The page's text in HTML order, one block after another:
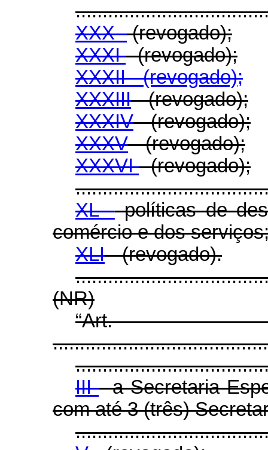
XXX -(revogado);
XXXI- (revogado);
XXXII - (revogado);
XXXIII- (revogado);
XXXIV- (revogado);
XXXV- (revogado);
XXXVI- (revogado);
XL -políticas de
comércio e dos
XLI- (revogado).
(NR)
III- a Secretaria
com até 3 (três)